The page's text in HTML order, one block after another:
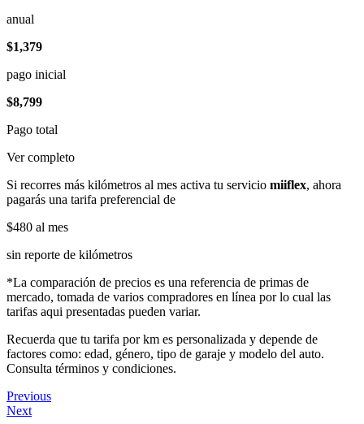
anual
$1,379
pago inicial
$8,799
Pago total
Ver completo
Si recorres más kilómetros al mes activa tu servicio miiflex, ahora
pagarás una tarifa preferencial de
$480 al mes
sin reporte de kilómetros
*La comparación de precios es una referencia de primas de
mercado, tomada de varios compradores en línea por lo cual las
tarifas aqui presentadas pueden variar.
Recuerda que tu tarifa por km es personalizada y depende de
factores como: edad, género, tipo de garaje y modelo del auto.
Consulta términos y condiciones.
Previous
Next